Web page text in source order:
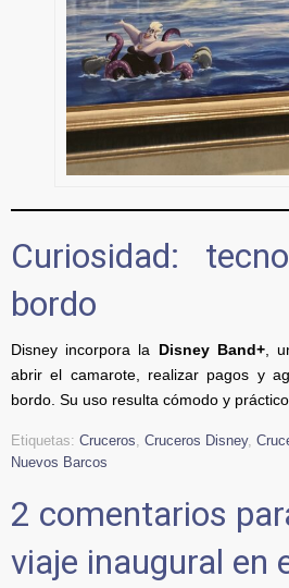
Curiosidad:
bordo
Disney incorpora la Disney Band+,
abrir el camarote, realizar pagos y
bordo. Su uso resulta cómodo y
Etiquetas: Cruceros, Cruceros Disney,
Nuevos Barcos
2 comentarios
viaje inaugural en